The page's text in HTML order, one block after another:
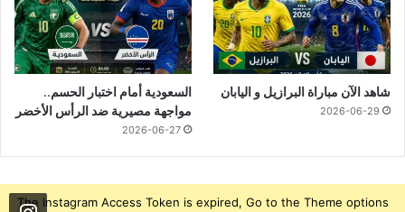
شاهد الآن مباراة البرازيل و اليابان
2026-06-29
السعودية أمام اختبار الحسم..
مواجهة مصيرية ضد الرأس الأخضر
2026-06-27
The Instagram Access Token is expired, Go to the Theme options